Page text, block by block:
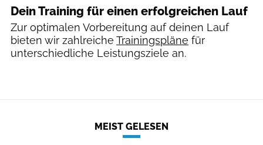
Dein Training für einen erfolgreichen Lauf
Zur optimalen Vorbereitung auf deinen Lauf
bieten wir zahlreiche Trainingspläne für
unterschiedliche Leistungsziele an.
MEIST GELESEN